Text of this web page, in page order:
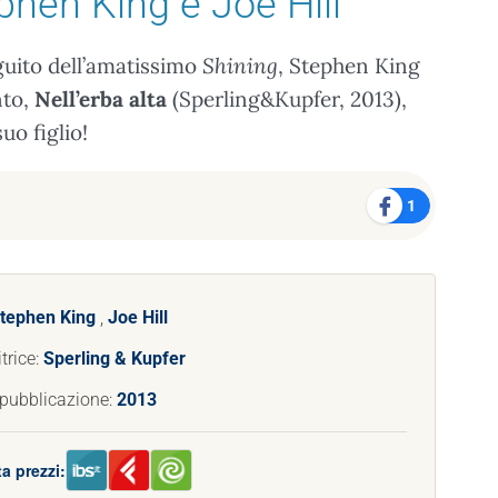
dell’amatissimo Shining, Stephen King
Nell’erba alta (Sperling&Kupfer, 2013),
figlio!
1
King , Joe Hill
Sperling & Kupfer
2013
prezzi: